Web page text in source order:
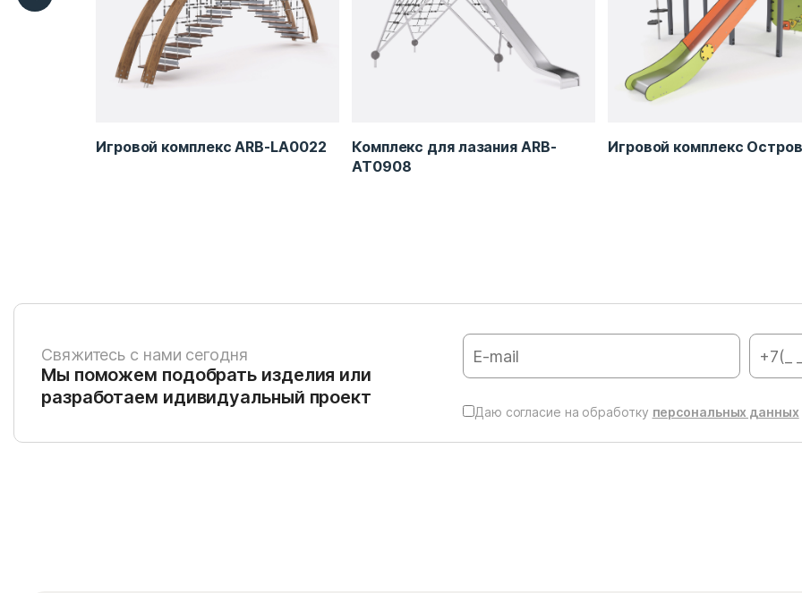
Игровой комплекс ARB-LA0022
Комплекс для лазания ARB-
AT0908
Игровой комплекс
Свяжитесь с нами сегодня
Мы поможем подобрать изделия или
разработаем идивидуальный проект
Даю согласие на обработку персональных данных